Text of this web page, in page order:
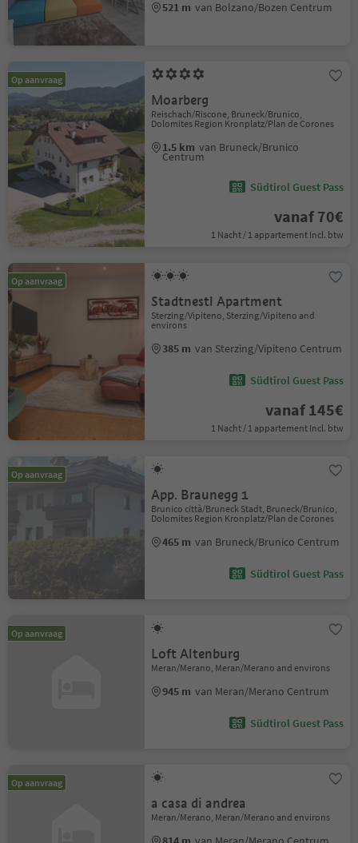
521 m van Bolzano/Bozen Centrum
Op aanvraag
Moarberg
Reischach/Riscone, Bruneck/Brunico,
Dolomites Region Kronplatz/Plan de Corones
1.5 km van Bruneck/Brunico
Centrum
Südtirol Guest Pass
vanaf 70€
1 Nacht / 1 appartement Incl. btw
Op aanvraag
Stadtnestl Apartment
Sterzing/Vipiteno, Sterzing/Vipiteno and
environs
385 m van Sterzing/Vipiteno Centrum
Südtirol Guest Pass
vanaf 145€
1 Nacht / 1 appartement Incl. btw
Op aanvraag
App. Braunegg 1
Brunico città/Bruneck Stadt, Bruneck/Brunico,
Dolomites Region Kronplatz/Plan de Corones
465 m van Bruneck/Brunico Centrum
Südtirol Guest Pass
Op aanvraag
Loft Altenburg
Meran/Merano, Meran/Merano and environs
945 m van Meran/Merano Centrum
Südtirol Guest Pass
Op aanvraag
a casa di andrea
Meran/Merano, Meran/Merano and environs